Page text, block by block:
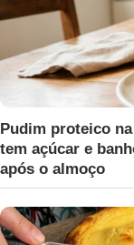
Pudim proteico
tem açúcar e
após o almoço